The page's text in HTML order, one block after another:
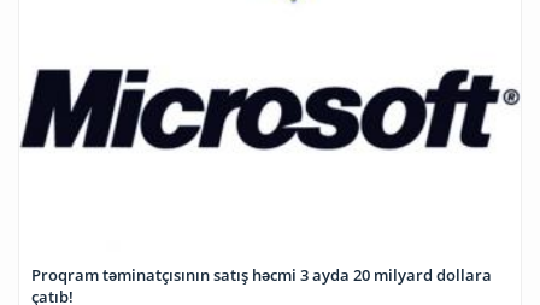
Proqram təminatçısının satış həcmi 3 ayda 20 milyard dollara
çatıb!